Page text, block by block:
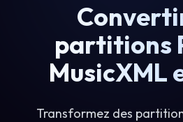
partitions
MusicXML
Transformez des